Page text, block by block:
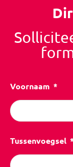
Voornaam
Tussenvoegsel